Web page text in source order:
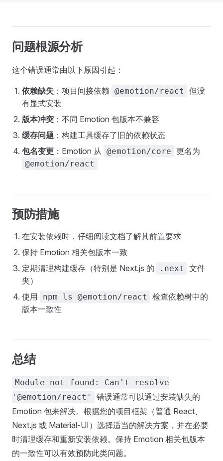
问题根源分析
这个错误通常由以下原因引起：
依赖缺失 ：项目间接依赖 @emotion/react
但没
有显式安装
版本冲突 ：不同 Emotion 包版本不兼容
缓存问题 ：构建工具缓存了旧的依赖状态
包名变更 ：Emotion 从 @emotion/core 更名为
@emotion/react
预防措施
在安装依赖时，仔细阅读文档了解其前置要求
保持 Emotion 相关包版本一致
定期清理构建缓存（特别是 Next.js 的
.next
文件
夹）
使用
npm ls @emotion/react
检查依赖树中的
版本一致性
总结
Module not found: Can't resolve
'@emotion/react'
错误通常可以通过安装缺失的
Emotion 包来解决。根据您的项目框架（普通 React、
Next.js 或 Material-UI）选择适当的解决方案，并在必要
时清理缓存和重新安装依赖。保持 Emotion 相关包版本
的一致性可以有效预防此类问题。